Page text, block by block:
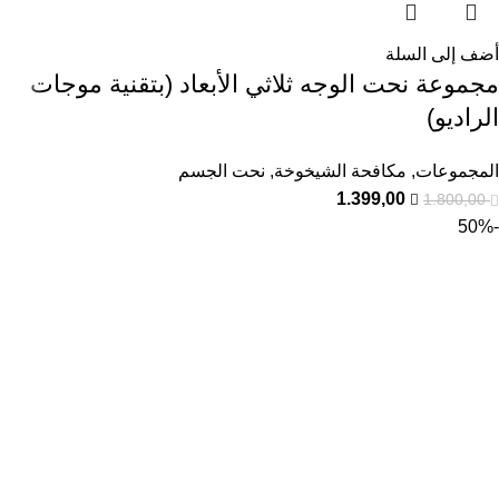
أضف إلى السلة
مجموعة نحت الوجه ثلاثي الأبعاد (بتقنية موجات
الراديو)
المجموعات, مكافحة الشيخوخة, نحت الجسم
1.800,00
1.399,00
-50%